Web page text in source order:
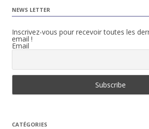
NEWS LETTER
Inscrivez-vous pour recevoir toutes les
email !
Email
CATÉGORIES